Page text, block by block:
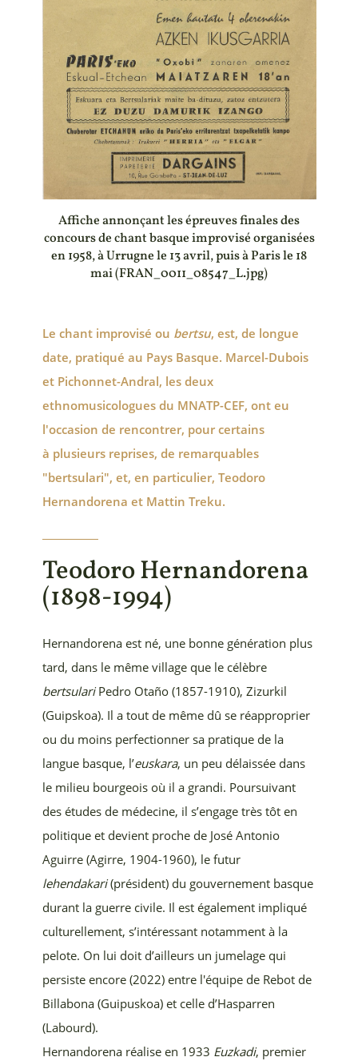
Affiche annonçant les épreuves finales des
concours de chant basque improvisé organisées
en 1958, à Urrugne le 13 avril, puis à Paris le 18
mai (FRAN_0011_08547_L.jpg)
Le chant improvisé ou bertsu, est, de longue
date, pratiqué au Pays Basque. Marcel-Dubois
et Pichonnet-Andral, les deux
ethnomusicologues du MNATP-CEF, ont eu
l'occasion de rencontrer, pour certains
à plusieurs reprises, de remarquables
"bertsulari", et, en particulier, Teodoro
Hernandorena et Mattin Treku.
Teodoro Hernandorena
(1898-1994)
Hernandorena est né, une bonne génération plus
tard, dans le même village que le célèbre
bertsulariPedro Otaño (1857-1910), Zizurkil
(Guipskoa). Il a tout de même dû se réapproprier
ou du moins perfectionner sa pratique de la
langue basque, l’euskara, un peu délaissée dans
le milieu bourgeois où il a grandi. Poursuivant
des études de médecine, il s’engage très tôt en
politique et devient proche de José Antonio
Aguirre (Agirre, 1904-1960), le futur
lehendakari(président) du gouvernement basque
durant la guerre civile. Il est également impliqué
culturellement, s’intéressant notamment à la
pelote. On lui doit d’ailleurs un jumelage qui
persiste encore (2022) entre l'équipe de Rebot de
Billabona (Guipuskoa) et celle d’Hasparren
(Labourd).
Hernandorena réalise en 1933 Euzkadi, premier